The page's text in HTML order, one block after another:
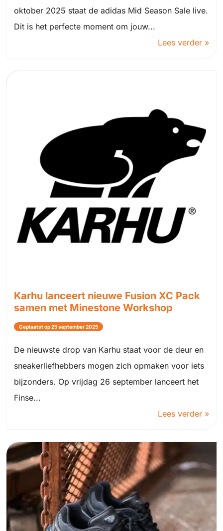
oktober 2025 staat de adidas Mid Season Sale live.
Dit is het perfecte moment om jouw...
Lees verder »
Karhu lanceert nieuwe Fusion XC Pack
samen met Minestone Workshop
Geplaatst op 25 september 2025
De nieuwste drop van Karhu staat voor de deur en
sneakerliefhebbers mogen zich opmaken voor iets
bijzonders. Op vrijdag 26 september lanceert het
Finse...
Lees verder »